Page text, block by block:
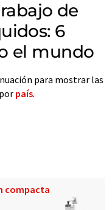
de
6
el mundo
para mostrar las
país.
compacta